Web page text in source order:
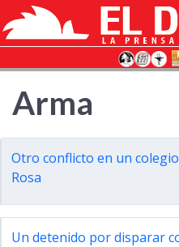
Arma
Otro conflicto en un
Rosa
Un detenido por disparar